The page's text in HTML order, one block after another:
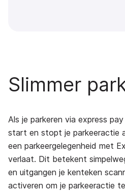
Slimmer
Als je parkeren via express
start en stopt je parkeeractie
een parkeergelegenheid met
verlaat. Dit betekent
en uitgangen je kenteken
activeren om je parkeeractie